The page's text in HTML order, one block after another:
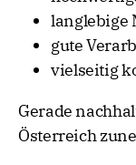
langlebige
gute
vielseitig
Gerade
Österreich